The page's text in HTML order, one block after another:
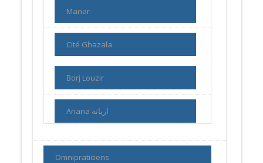
Manar
Cité Ghazala
Borj Louzir
Ariana اريانة
Omnipraticiens